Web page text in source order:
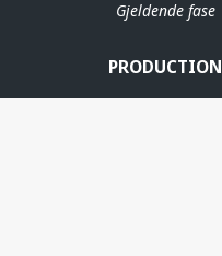
Gjeldende fase
PRODUCTION